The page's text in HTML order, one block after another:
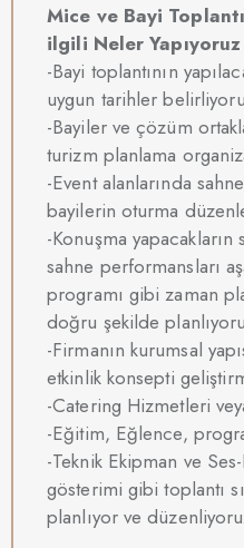
Mice ve Bayi
ilgili Neler
-Bayi toplantının
uygun tarihler
-Bayiler ve çözüm
turizm planlama
-Event alanlarında
bayilerin oturma
-Konuşma yapacakların
sahne performansları
programı gibi zaman
doğru şekilde
-Firmanın kurumsal
etkinlik konsepti
-Catering Hizmetleri
-Eğitim, Eğlence,
-Teknik Ekipman ve
gösterimi gibi toplantı
planlıyor ve